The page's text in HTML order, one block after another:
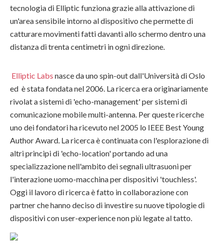
tecnologia di Elliptic funziona grazie alla attivazione di
un'area sensibile intorno al dispositivo che permette di
catturare movimenti fatti davanti allo schermo dentro una
distanza di trenta centimetri in ogni direzione.
Elliptic Labs nasce da uno spin-out dall'Università di Oslo
ed è stata fondata nel 2006. La ricerca era originariamente
rivolat a sistemi di 'echo-management' per sistemi di
comunicazione mobile multi-antenna. Per queste ricerche
uno dei fondatori ha ricevuto nel 2005 lo IEEE Best Young
Author Award. La ricerca è continuata con l'esplorazione di
altri principi di 'echo-location' portando ad una
specializzazione nell'ambito dei segnali ultrasuoni per
l'interazione uomo-macchina per dispositivi 'touchless'.
Oggi il lavoro di ricerca è fatto in collaborazione con
partner che hanno deciso di investire su nuove tipologie di
dispositivi con user-experience non più legate al tatto.